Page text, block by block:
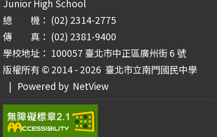
Junior High School
總 機： (02) 2314-2775
傳 真： (02) 2381-9400
學校地址： 100057 臺北市中正區廣州街 6 號
版權所有 © 2014 - 2026 臺北市立南門國民中學
| Powered by NetView